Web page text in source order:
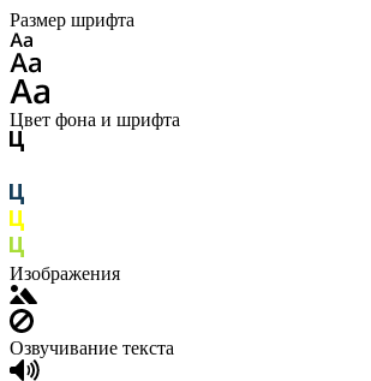
Размер шрифта
Цвет фона и шрифта
Изображения
Озвучивание текста